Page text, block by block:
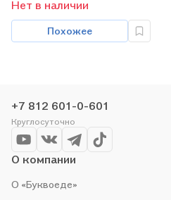
Нет в наличии
Похожее
+7 812 601-0-601
Круглосуточно
О компании
О «Буквоеде»